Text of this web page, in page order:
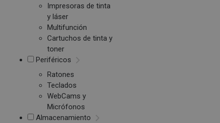
Impresoras de tinta
y láser
Multifunción
Cartuchos de tinta y
toner
Periféricos
Ratones
Teclados
WebCams y
Micrófonos
Almacenamiento